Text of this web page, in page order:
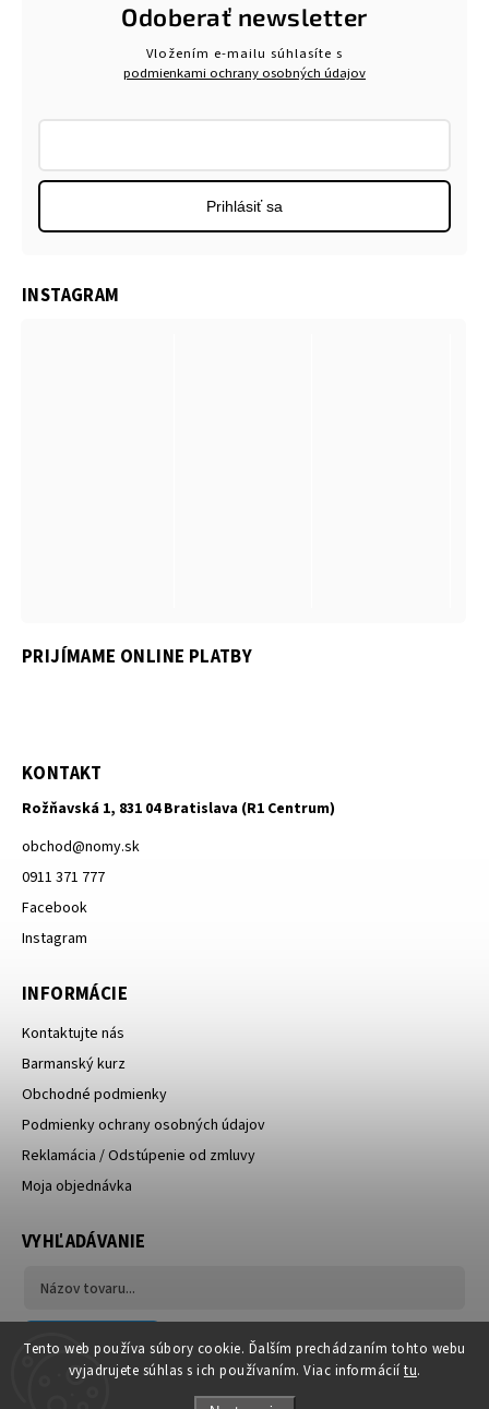
Tento web používa súbory cookie. Ďalším prechádzaním tohto webu
vyjadrujete súhlas s ich používaním. Viac informácií tu.
PRIJÍMAME ONLINE PLATBY
KONTAKT
Rožňavská 1, 831 04 Bratislava (R1 Centrum)
obchod@nomy.sk
0911 371 777
Facebook
Instagram
INFORMÁCIE
Kontaktujte nás
Barmanský kurz
Obchodné podmienky
Podmienky ochrany osobných údajov
Reklamácia / Odstúpenie od zmluvy
Moja objednávka
Odoberať newsletter
Vložením e-mailu súhlasíte s
podmienkami ochrany osobných údajov
Prihlásiť sa
VYHĽADÁVANIE
Hľadať
INSTAGRAM